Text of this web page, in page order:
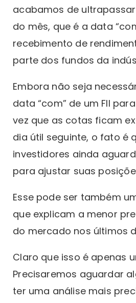
acabamos de
do mês, que é a data
recebimento de
parte dos fundos da
Embora não seja
data “com” de um FII
vez que as cotas ficam
dia útil seguinte, o fato é
investidores ainda
para ajustar suas
Esse pode ser também
que explicam a menor
do mercado nos últimos
Claro que isso é apenas
Precisaremos aguardar
ter uma análise mais